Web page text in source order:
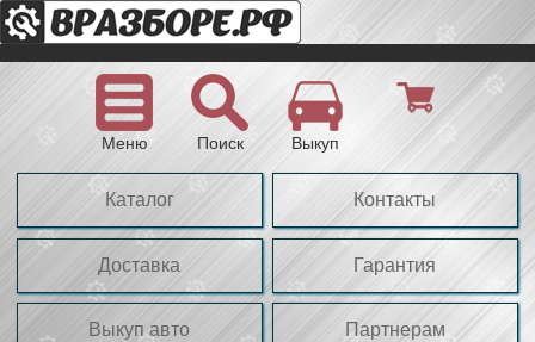
Меню Поиск Выкуп
Каталог Контакты
Доставка Гарантия
Выкуп авто Партнерам